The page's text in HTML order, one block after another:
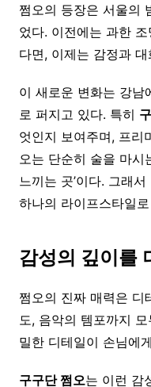
쩜오의 등장은 서울의
었다. 이전에는 과한
다면, 이제는 감정과
이 새로운 변화는 강남
로 퍼지고 있다. 특히
엇인지 보여주며, 프리
오는 단순히 술을 마시
느끼는 곳’이다. 그래
하나의 라이프스타일
감성의 깊이를
쩜오의 진짜 매력은 디
도, 음악의 템포까지
밀한 디테일이 손님에
구구단쩜오는 이런 감